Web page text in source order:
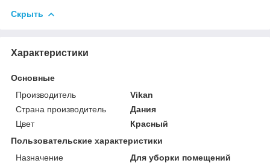
Скрыть
Характеристики
Основные
Производитель
Vikan
Страна производитель
Дания
Цвет
Красный
Пользовательские характеристики
Назначение
Для уборки помещений